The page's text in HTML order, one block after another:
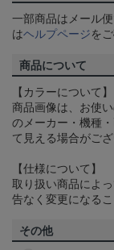
一部商品はメール
はヘルプページを
商品について
【カラーについて】
商品画像は、お使
のメーカー・機種
て見える場合がご
【仕様について】
取り扱い商品によ
告なく変更になるこ
その他